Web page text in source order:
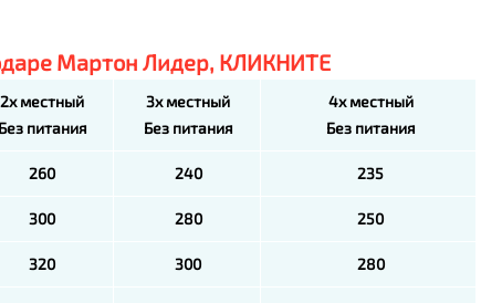
Мартон Лидер, КЛИКНИТЕ
2х местный
Без питания
3х местный
Без питания
4х местный
Без питания
260 240 235
300 280 250
320 300 280